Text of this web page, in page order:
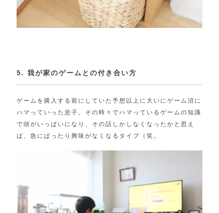
5. 我が家のゲームとの付き合い方
ゲームを購入する前にしていた予想以上に大いにゲーム沼に
ハマっていった息子。その時々でハマっているゲームの知識
で頭がいっぱいになり、その話しかしなくなったかと思え
ば、急にぱったり興味がなくなるタイプ（笑。